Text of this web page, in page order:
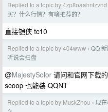
Replied to a topic by 4zp8oaahntzvhd
买？什么行情？有啥推荐的？
直接铠侠 tc10
Replied to a topic by 404www › QQ
听说会扫盘
@MajestySolor 请问和官网下载
scoop 也能装 QQNT
Replied to a topic by MuskZhou › 现